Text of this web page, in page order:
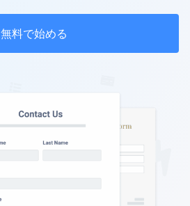
無料で始める